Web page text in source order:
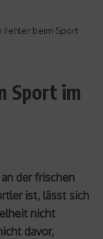
Fehler beim Sport
Sport im
der frischen
ist, lässt sich
nicht
davor,